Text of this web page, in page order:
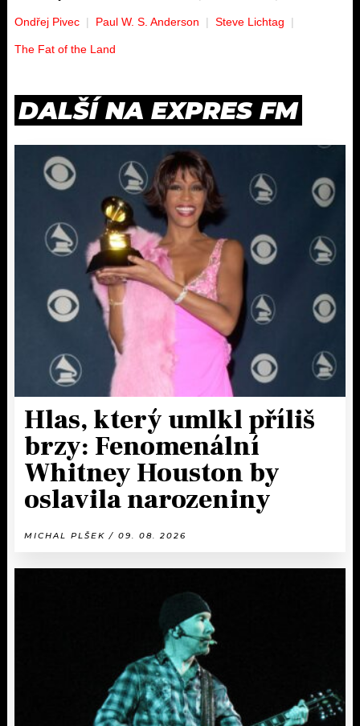
Ondřej Pivec Paul W. S. Anderson Steve Lichtag
The Fat of the Land
DALŠÍ NA EXPRES FM
Hlas, který umlkl příliš
brzy: Fenomenální
Whitney Houston by
oslavila narozeniny
MICHAL PLŠEK / 09. 08. 2026